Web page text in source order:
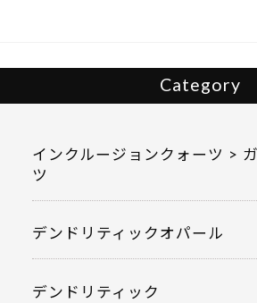
Category
インクルージョンクォーツ >
ツ
デンドリティックオパール
デンドリティック